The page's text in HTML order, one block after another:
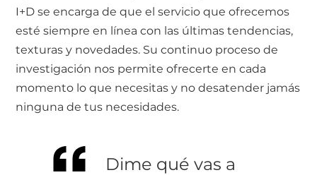
I+D se encarga de que el servicio que ofrecemos
esté siempre en línea con las últimas tendencias,
texturas y novedades. Su continuo proceso de
investigación nos permite ofrecerte en cada
momento lo que necesitas y no desatender jamás
ninguna de tus necesidades.
Dime qué vas a